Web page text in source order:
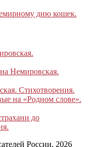
дню кошек.
Немировская.
Стихотворения.
на «Родном слове».
до
России, 2026